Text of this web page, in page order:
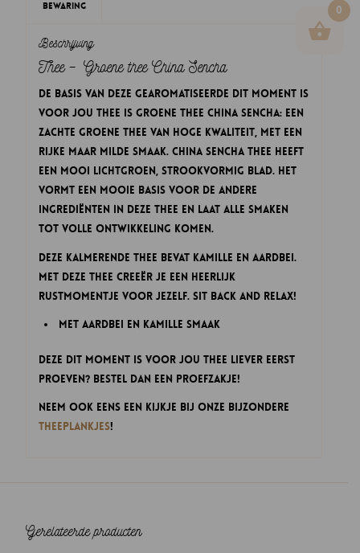
Bewaring
Beschrijving
Thee – Groene thee China Sencha
De basis van deze gearomatiseerde Dit Moment is
voor Jou thee is Groene Thee China Sencha: een
zachte groene thee van hoge kwaliteit, met een
rijke maar milde smaak. China Sencha thee heeft
een mooi lichtgroen, strookvormig blad. Het
vormt een mooie basis voor de andere
ingrediënten in deze thee en laat alle smaken
tot volle ontwikkeling komen.
Deze kalmerende thee bevat kamille en aardbei.
Met deze thee creeër je een heerlijk
rustmomentje voor jezelf. Sit back and relax!
Met aardbei en kamille smaak
Deze Dit Moment is voor Jou thee liever eerst
proeven? Bestel dan een proefzakje!
Neem ook eens een kijkje bij onze bijzondere
theeplankjes!
Gerelateerde producten
0